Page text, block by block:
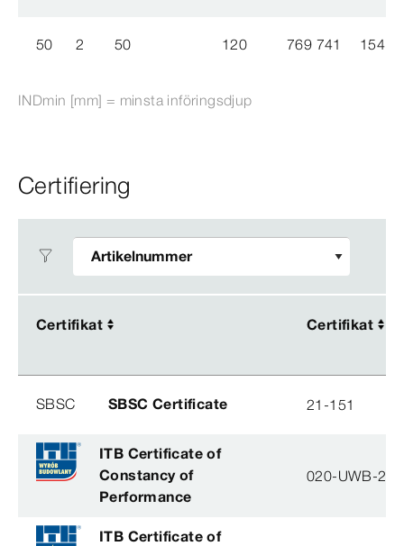
50 2 50 120 769 741
INDmin [mm] = minsta införingsdjup
Certifiering
Certifikat Certifikat
Certifikat Certifikat
SBSC SBSC Certificate 21-151
ITB Certificate of
Constancy of
Performance
020-UWB-
ITB Certificate of